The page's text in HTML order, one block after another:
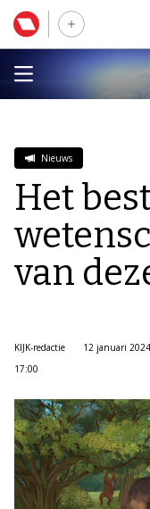
Nieuws
Het
van
KIJK-redactie
12 januari 2024
17:00